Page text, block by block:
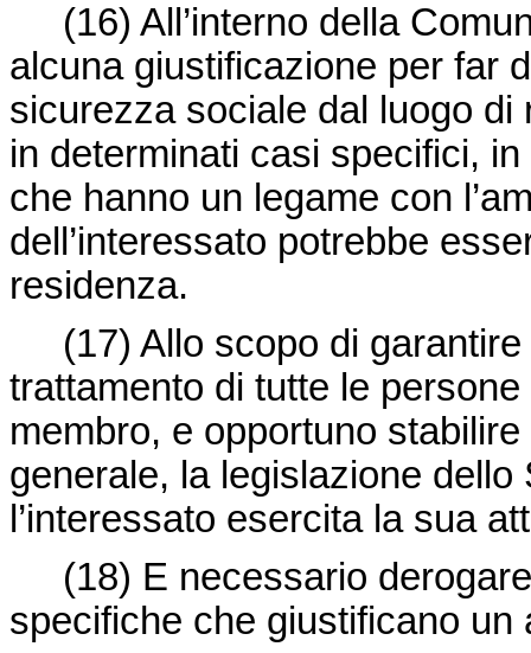
(16) All’interno della
alcuna giustificazione per far
sicurezza sociale dal luogo di
in determinati casi specifici,
che hanno un legame con
dell’interessato potrebbe
residenza.
(17) Allo scopo di garantire
trattamento di tutte le
membro, e opportuno
generale, la legislazione
l’interessato esercita la sua
(18) E necessario
specifiche che giustificano